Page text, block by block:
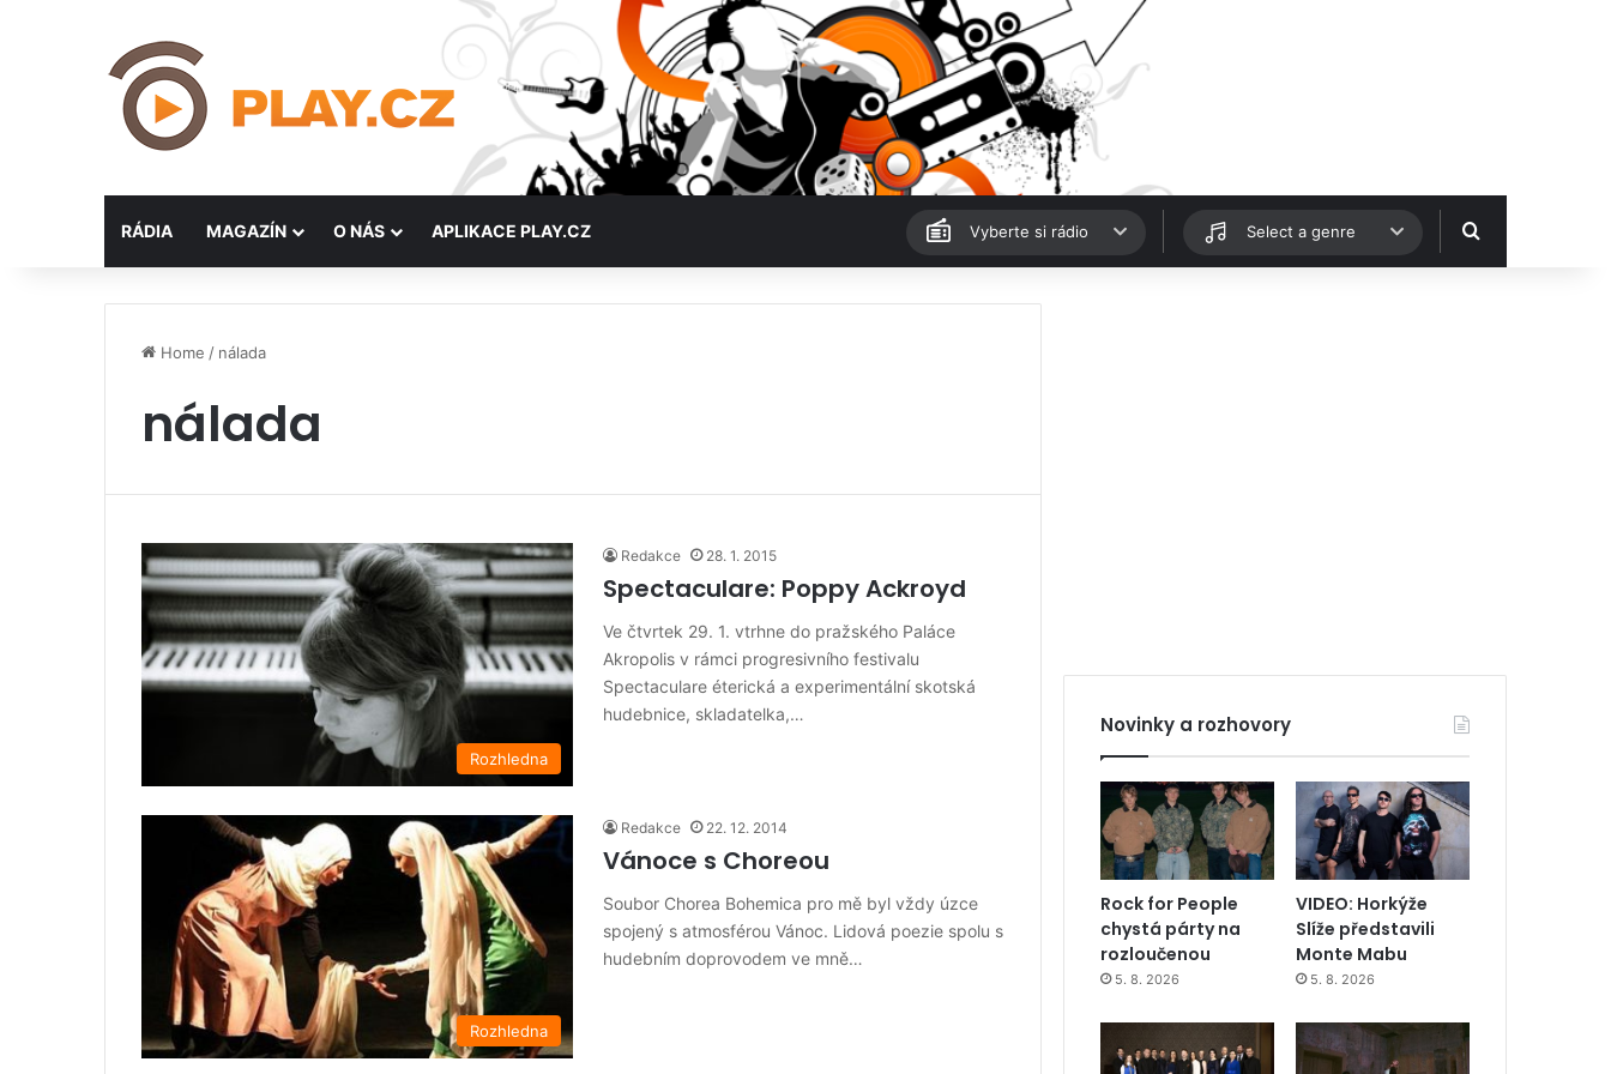
RÁDIA MAGAZÍN O NÁS APLIKACE PLAY.CZ Vyberte si rádio Select a genre Hledat
Home / nálada
nálada
Rozhledna
Redakce 28. 1. 2015
Spectaculare: Poppy Ackroyd
Ve čtvrtek 29. 1. vtrhne do pražského Paláce
Akropolis v rámci progresivního festivalu
Spectaculare éterická a experimentální skotská
hudebnice, skladatelka,…
Rozhledna
Redakce 22. 12. 2014
Vánoce s Choreou
Soubor Chorea Bohemica pro mě byl vždy úzce
spojený s atmosférou Vánoc. Lidová poezie spolu s
hudebním doprovodem ve mně…
Novinky a rozhovory
Rock for People
chystá párty na
rozloučenou
5. 8. 2026
VIDEO: Horkýže
Slíže představili
Monte Mabu
5. 8. 2026